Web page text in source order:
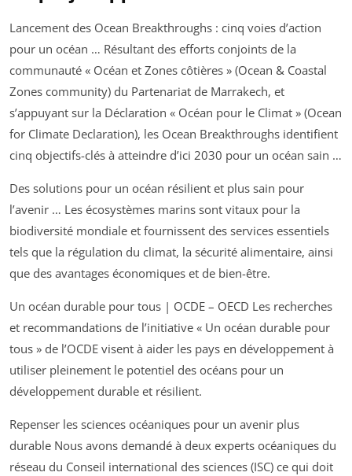
Lancement des Ocean Breakthroughs : cinq voies d’action
pour un océan … Résultant des efforts conjoints de la
communauté « Océan et Zones côtières » (Ocean & Coastal
Zones community) du Partenariat de Marrakech, et
s’appuyant sur la Déclaration « Océan pour le Climat » (Ocean
for Climate Declaration), les Ocean Breakthroughs identifient
cinq objectifs-clés à atteindre d’ici 2030 pour un océan sain …
Des solutions pour un océan résilient et plus sain pour
l’avenir … Les écosystèmes marins sont vitaux pour la
biodiversité mondiale et fournissent des services essentiels
tels que la régulation du climat, la sécurité alimentaire, ainsi
que des avantages économiques et de bien-être.
Un océan durable pour tous | OCDE – OECD Les recherches
et recommandations de l’initiative « Un océan durable pour
tous » de l’OCDE visent à aider les pays en développement à
utiliser pleinement le potentiel des océans pour un
développement durable et résilient.
Repenser les sciences océaniques pour un avenir plus
durable Nous avons demandé à deux experts océaniques du
réseau du Conseil international des sciences (ISC) ce qui doit